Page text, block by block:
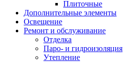
Плиточные
Дополнительные элементы
Освещение
Ремонт и обслуживание
Отделка
Паро- и гидроизоляция
Утепление